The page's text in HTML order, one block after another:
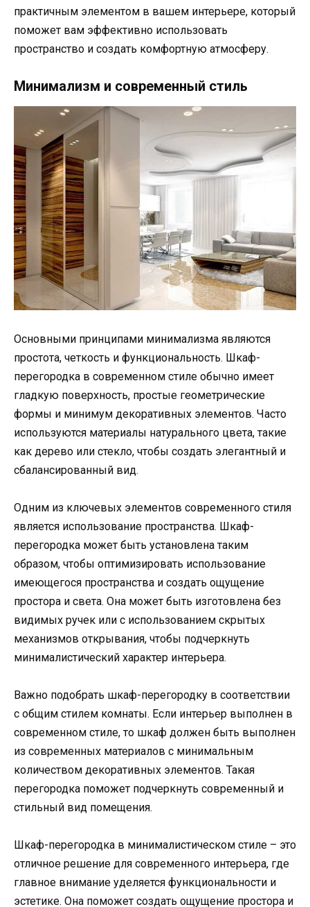
практичным элементом в вашем интерьере, который
поможет вам эффективно использовать
пространство и создать комфортную атмосферу.
Минимализм и современный стиль
Основными принципами минимализма являются
простота, четкость и функциональность. Шкаф-
перегородка в современном стиле обычно имеет
гладкую поверхность, простые геометрические
формы и минимум декоративных элементов. Часто
используются материалы натурального цвета, такие
как дерево или стекло, чтобы создать элегантный и
сбалансированный вид.
Одним из ключевых элементов современного стиля
является использование пространства. Шкаф-
перегородка может быть установлена таким
образом, чтобы оптимизировать использование
имеющегося пространства и создать ощущение
простора и света. Она может быть изготовлена без
видимых ручек или с использованием скрытых
механизмов открывания, чтобы подчеркнуть
минималистический характер интерьера.
Важно подобрать шкаф-перегородку в соответствии
с общим стилем комнаты. Если интерьер выполнен в
современном стиле, то шкаф должен быть выполнен
из современных материалов с минимальным
количеством декоративных элементов. Такая
перегородка поможет подчеркнуть современный и
стильный вид помещения.
Шкаф-перегородка в минималистическом стиле – это
отличное решение для современного интерьера, где
главное внимание уделяется функциональности и
эстетике. Она поможет создать ощущение простора и